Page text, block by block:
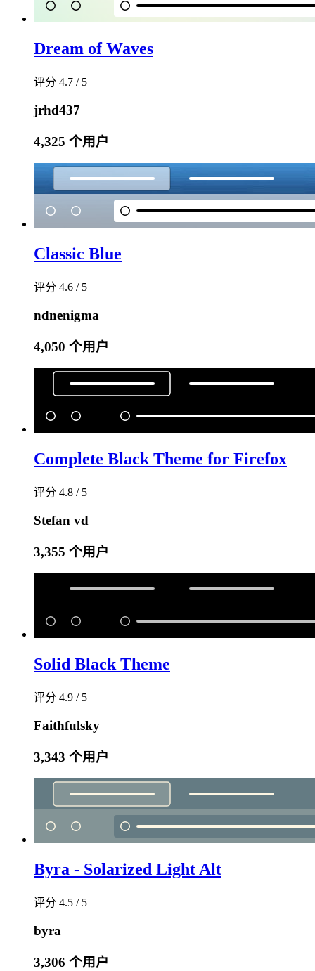
Dream of Waves
评分 4.7 / 5
jrhd437
4,325 个用户
Classic Blue
评分 4.6 / 5
ndnenigma
4,050 个用户
Complete Black Theme for Firefox
评分 4.8 / 5
Stefan vd
3,355 个用户
Solid Black Theme
评分 4.9 / 5
Faithfulsky
3,343 个用户
Byra - Solarized Light Alt
评分 4.5 / 5
byra
3,306 个用户